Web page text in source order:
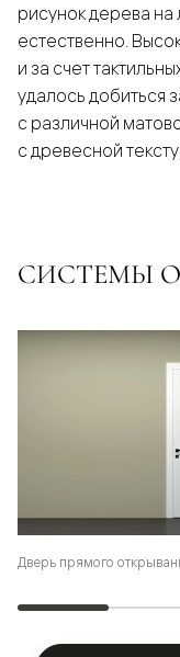
рисунок дерева на
естественно.
и за счет
удалось добиться
с различной
с древесной
СИСТЕМЫ
Дверь прямого